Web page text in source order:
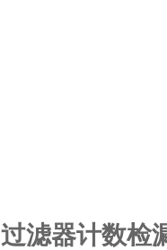
过滤器计数检